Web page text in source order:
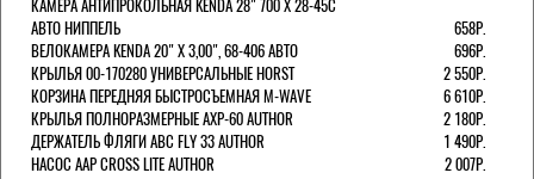
КАМЕРА АНТИПРОКОЛЬНАЯ KENDA 28" 700 Х 28-45C
АВТО НИППЕЛЬ
658Р.
ВЕЛОКАМЕРА KENDA 20" Х 3,00", 68-406 АВТО
696Р.
КРЫЛЬЯ 00-170280 УНИВЕРСАЛЬНЫЕ HORST
2 550Р.
КОРЗИНА ПЕРЕДНЯЯ БЫСТРОСЪЕМНАЯ M-WAVE
6 610Р.
КРЫЛЬЯ ПОЛНОРАЗМЕРНЫЕ AXP-60 AUTHOR
2 180Р.
ДЕРЖАТЕЛЬ ФЛЯГИ АВС FLY 33 AUTHOR
1 490Р.
НАСОС AAP CROSS LITE AUTHOR
2 007Р.